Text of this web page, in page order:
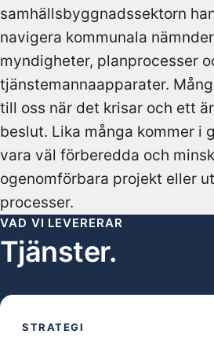
samhällsbyggnadssektorn
navigera kommunala
myndigheter, planprocesser
tjänstemannaapparater.
till oss när det krisar och ett
beslut. Lika många kommer i
vara väl förberedda och
ogenomförbara projekt eller
processer.
VAD VI LEVERERAR
Tjänster.
STRATEGI